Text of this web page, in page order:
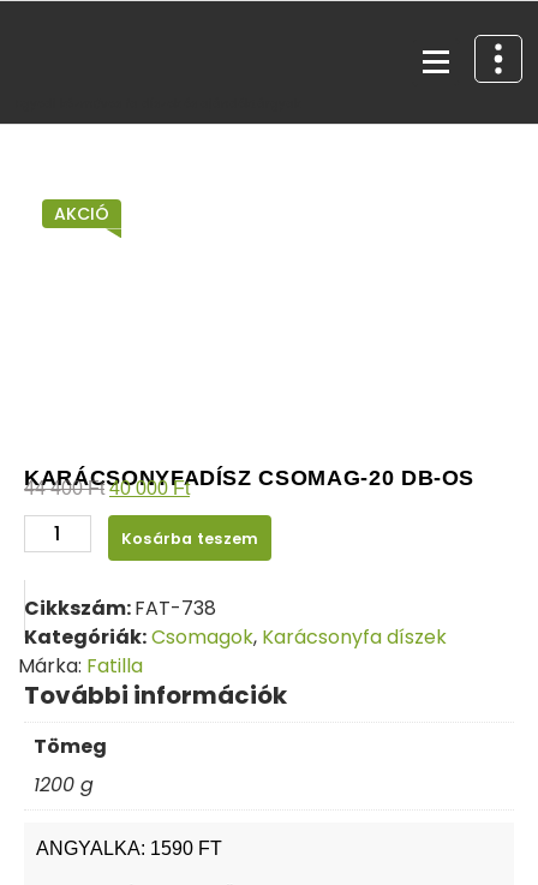
AKCIÓ
KARÁCSONYFADÍSZ CSOMAG-20 DB-OS
44 400Ft 40 000Ft
Kosárba teszem
Cikkszám:FAT-738
Kategóriák:Csomagok, Karácsonyfa díszek
Márka: Fatilla
További információk
Tömeg
1200 g
ANGYALKA: 1590 FT